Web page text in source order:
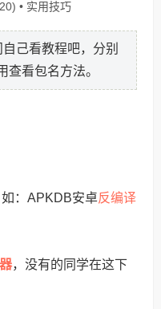
• 实用技巧
己看教程吧，分别
看包名方法。
如：APKDB安卓反编译
，没有的同学在这下